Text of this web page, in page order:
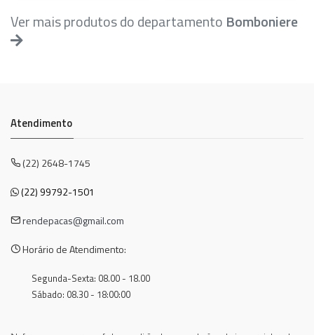
Ver mais produtos do departamento Bomboniere
Atendimento
(22) 2648-1745
(22) 99792-1501
rendepacas@gmail.com
Horário de Atendimento:
Segunda-Sexta: 08.00 - 18.00
Sábado: 08.30 - 18:00:00